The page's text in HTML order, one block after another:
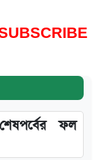
শেষপর্বের ফল